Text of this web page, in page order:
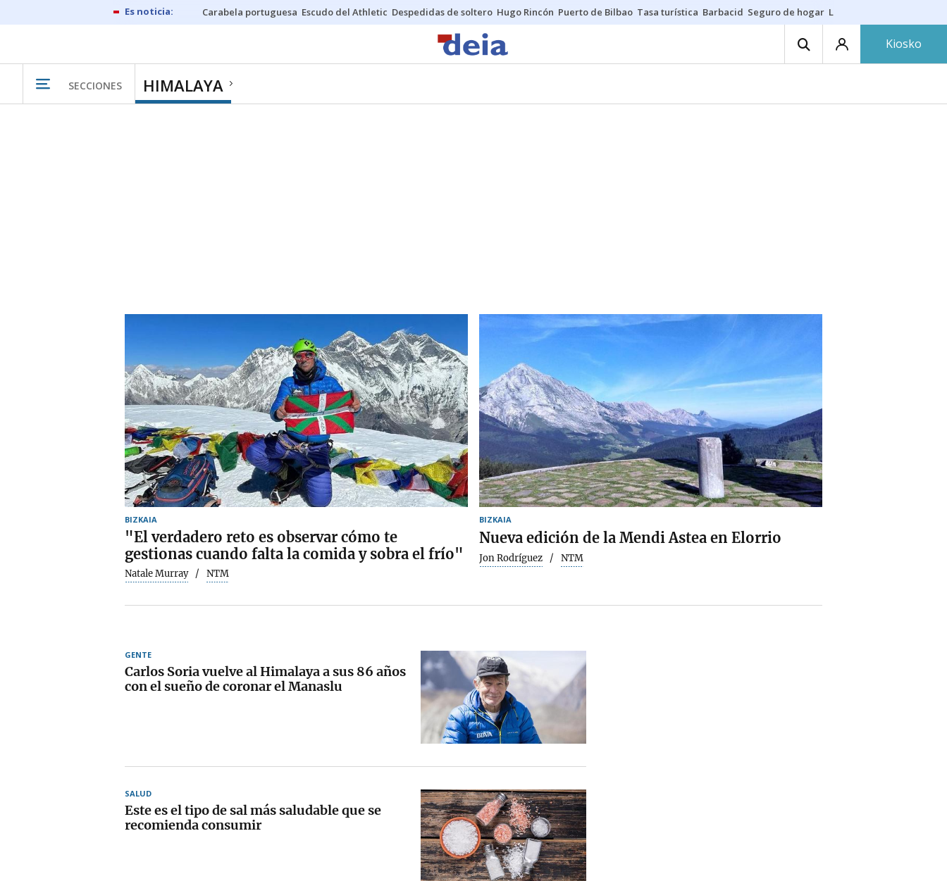
Carabela portuguesa Escudo del Athletic Despedidas de soltero Hugo Rincón Puerto de Bilbao Tasa turística Barbacid Seguro de hogar Lío Athletic-Osasuna
Kiosko
SECCIONES HIMALAYA
BIZKAIA
"El verdadero reto es observar cómo te
gestionas cuando falta la comida y sobra el frío"
Natale Murray NTM
BIZKAIA
Nueva edición de la Mendi Astea en Elorrio
Jon Rodríguez NTM
GENTE
Carlos Soria vuelve al Himalaya a sus 86 años
con el sueño de coronar el Manaslu
SALUD
Este es el tipo de sal más saludable que se
recomienda consumir